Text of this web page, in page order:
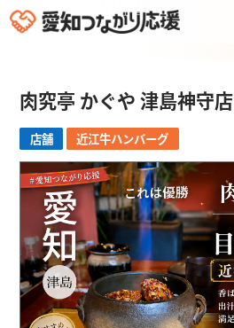
肉究亭 かぐや 津島神守店
店舗 近江牛ハンバーグ